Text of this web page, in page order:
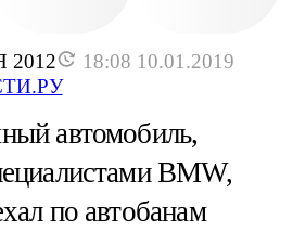
2012
18:08 10.01.2019
автомобиль,
BMW,
по автобанам